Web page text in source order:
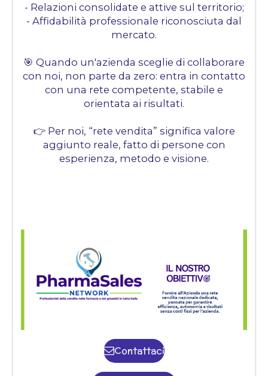
- Relazioni consolidate e attive sul territorio;
- Affidabilità professionale riconosciuta dal
mercato.
🎯 Quando un'azienda sceglie di collaborare
con noi, non parte da zero: entra in contatto
con una rete competente, stabile e
orientata ai risultati.
👉 Per noi, “rete vendita” significa valore
aggiunto reale, fatto di persone con
esperienza, metodo e visione.
Contattaci